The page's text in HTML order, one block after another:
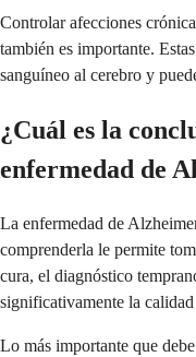
Controlar afecciones
también es importante.
sanguíneo al cerebro y
¿Cuál es la
enfermedad de
La enfermedad de
comprenderla le permite
cura, el diagnóstico
significativamente la
Lo más importante que